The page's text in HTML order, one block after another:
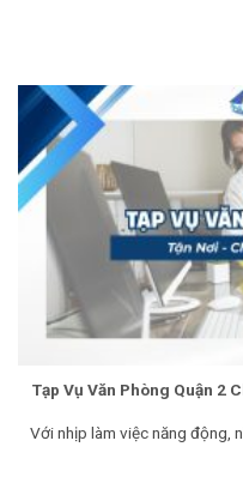
Tạp Vụ Văn Phòng Quận 2
Với nhịp làm việc năng động,